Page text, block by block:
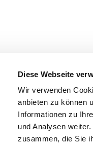
Diese Webseite
Wir verwenden
anbieten zu können
Informationen zu
und Analysen
zusammen, die Sie